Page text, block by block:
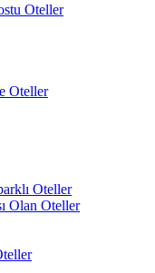
Oteller
Oteller
Oteller
Olan Oteller